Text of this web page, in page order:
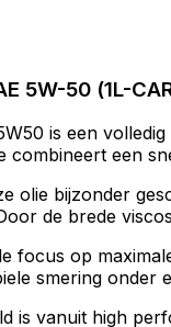
5W-50 (1L-
is een
combineert een
olie bijzonder
de brede
focus op
smering onder
is vanuit high